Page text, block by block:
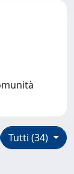
Tutti (34)